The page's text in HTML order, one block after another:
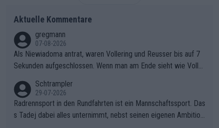
Aktuelle Kommentare
gregmann
07-08-2026
Als Niewiadoma antrat, waren Vollering und Reusser bis auf 7
Sekunden aufgeschlossen. Wenn man am Ende sieht wie Voller
ering die 7 Sekunden zu Niewiadoma nicht geschlossen hat un
d den Abstand hat anwachsen lassen. Ein schwerer taktischer
Fehler, der den Tour Sieg kosten wird.Diese Beobachtung trifft
Schtrampler
29-07-2026
Radrennsport in den Rundfahrten ist ein Mannschaftssport. Das
s Tadej dabei alles unternimmt, nebst seinen eigenen Ambition